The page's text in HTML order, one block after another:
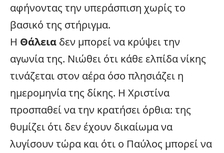
αφήνοντας την υπεράσπιση χωρίς το
βασικό της στήριγμα.
Η Θάλεια δεν μπορεί να κρύψει την
αγωνία της. Νιώθει ότι κάθε ελπίδα νίκης
τινάζεται στον αέρα όσο πλησιάζει η
ημερομηνία της δίκης. Η Χριστίνα
προσπαθεί να την κρατήσει όρθια: της
θυμίζει ότι δεν έχουν δικαίωμα να
λυγίσουν τώρα και ότι ο Παύλος μπορεί να